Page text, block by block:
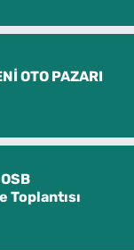
OTO PAZARI
Toplantısı